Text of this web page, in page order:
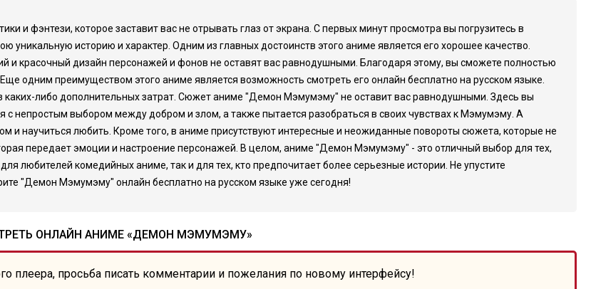
и фэнтези, которое заставит вас не отрывать глаз от экрана. С первых минут просмотра вы погрузитесь в
историю и характер. Одним из главных достоинств этого аниме является его хорошее качество.
красочный дизайн персонажей и фонов не оставят вас равнодушными. Благодаря этому, вы сможете полностью
одним преимуществом этого аниме является возможность смотреть его онлайн бесплатно на русском языке.
либо дополнительных затрат. Сюжет аниме "Демон Мэмумэму" не оставит вас равнодушными. Здесь вы
с непростым выбором между добром и злом, а также пытается разобраться в своих чувствах к Мэмумэму. А
и научиться любить. Кроме того, в аниме присутствуют интересные и неожиданные повороты сюжета, которые не
передает эмоции и настроение персонажей. В целом, аниме "Демон Мэмумэму" - это отличный выбор для тех,
любителей комедийных аниме, так и для тех, кто предпочитает более серьезные истории. Не упустите
"Демон Мэмумэму" онлайн бесплатно на русском языке уже сегодня!
ОНЛАЙН АНИМЕ «ДЕМОН МЭМУМЭМУ»
плеера, просьба писать комментарии и пожелания по новому интерфейсу!